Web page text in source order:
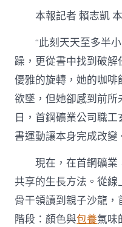
本報記者 賴志凱
“此刻天天至多半
躁，更從書中找到破
優雅的旋轉，她的咖啡
欲墜，但她卻感到前所
日，首鋼礦業公司職
書運動讓本身完成改變
現在，在首鋼礦業
共享的生長方法。從
骨干領讀到親子沙龍
階段：顏色與包養氣味